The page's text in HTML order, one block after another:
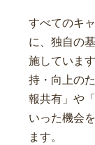
すべてのキ
に、独自の
施していま
持・向上の
報共有」や
いった機会
ます。